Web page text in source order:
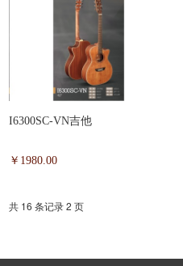
I6300SC-VN吉他
￥1980.00
共 16 条记录 2 页